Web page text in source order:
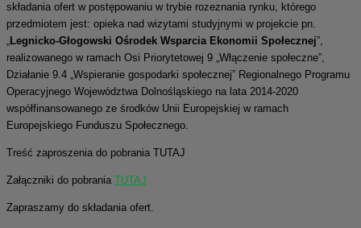
składania ofert w postępowaniu w trybie rozeznania rynku, którego
przedmiotem jest: opieka nad wizytami studyjnymi w projekcie pn.
„Legnicko-Głogowski Ośrodek Wsparcia Ekonomii Społecznej”,
realizowanego w ramach Osi Priorytetowej 9 „Włączenie społeczne”,
Działanie 9.4 „Wspieranie gospodarki społecznej” Regionalnego Programu
Operacyjnego Województwa Dolnośląskiego na lata 2014-2020
współfinansowanego ze środków Unii Europejskiej w ramach
Europejskiego Funduszu Społecznego.
Treść zaproszenia do pobrania TUTAJ
Załączniki do pobrania TUTAJ
Zapraszamy do składania ofert.